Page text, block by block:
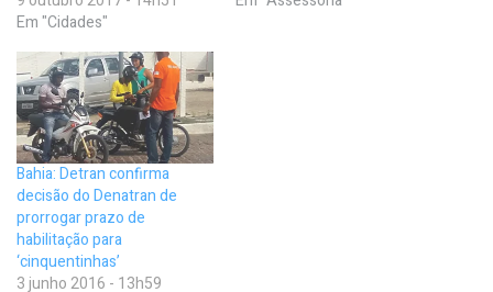
Em "Cidades"
Bahia: Detran confirma
decisão do Denatran de
prorrogar prazo de
habilitação para
‘cinquentinhas’
3 junho 2016 - 13h59